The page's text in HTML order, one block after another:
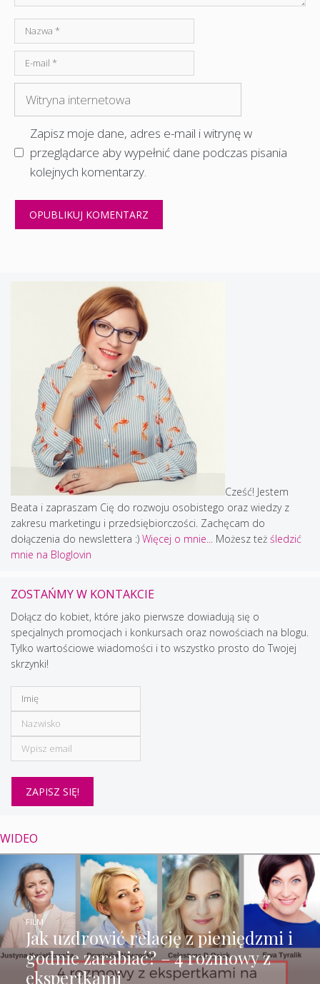
Nazwa
mail
internetowa
Zapisz moje dane, adres e-mail i witrynę w
przeglądarce aby wypełnić dane podczas pisania
kolejnych komentarzy.
Cześć! Jestem
Beata i zapraszam Cię do rozwoju osobistego oraz wiedzy z
zakresu marketingu i przedsiębiorczości. Zachęcam do
dołączenia do newslettera :) Więcej o mnie... Możesz też śledzić
mnie na Bloglovin
ZOSTAŃMY W KONTAKCIE
Dołącz do kobiet, które jako pierwsze dowiadują się o
specjalnych promocjach i konkursach oraz nowościach na blogu.
Tylko wartościowe wiadomości i to wszystko prosto do Twojej
skrzynki!
WIDEO
Jak uzdrowić relację z pieniędzmi i
godnie zarabiać? – 4 rozmowy z
ekspertkami
FILM